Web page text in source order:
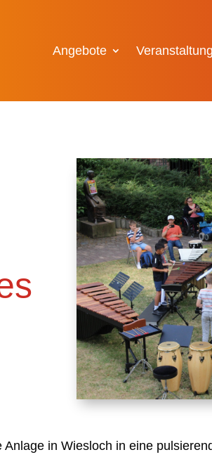
Angebote
in Wiesloch in eine